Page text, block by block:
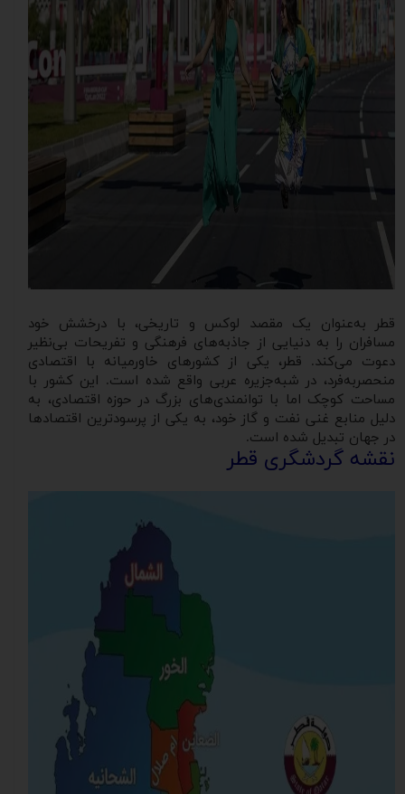
قطر به‌عنوان یک مقصد لوکس و تاریخی، با درخشش خود
مسافران را به دنیایی از جاذبه‌های فرهنگی و تفریحات بی‌نظیر
دعوت می‌کند. قطر، یکی از کشورهای خاورمیانه با اقتصادی
منحصربه‌فرد، در شبه‌جزیره عربی واقع شده است. این کشور با
مساحت کوچک اما با توانمندی‌های بزرگ در حوزه اقتصادی، به
دلیل منابع غنی نفت و گاز خود، به یکی از پرسودترین اقتصادها
در جهان تبدیل شده است.
نقشه گردشگری قطر